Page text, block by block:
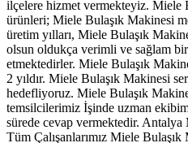
ilçelere hizmet vermekteyiz. Miele
ürünleri; Miele Bulaşık Makinesi
üretim yılları, Miele Bulaşık
olsun oldukça verimli ve sağlam
etmektedirler. Miele Bulaşık
2 yıldır. Miele Bulaşık Makinesi
hedefliyoruz. Miele Bulaşık
temsilcilerimiz İşinde uzman
sürede cevap vermektedir.
Tüm Çalışanlarımız Miele